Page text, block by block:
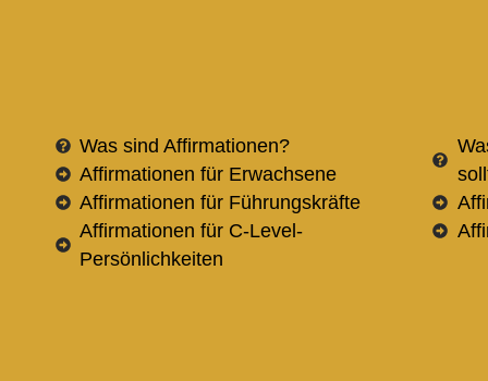
Was sind Affirmationen?
Affirmationen für Erwachsene
Affirmationen für Führungskräfte
Affirmationen für C-Level-
Persönlichkeiten